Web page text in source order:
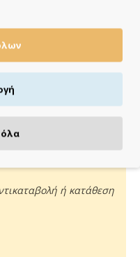
σου σε 1 - 2 εργάσιμες
ή κατάθεση
όλα